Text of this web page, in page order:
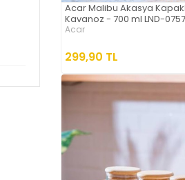
Acar Malibu Akasya
Kavanoz - 700 ml LND-
Acar
299,90 TL